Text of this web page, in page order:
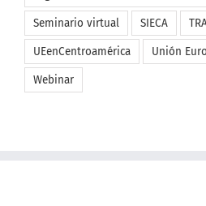
Organización Mundial del
Seminario virtual SIECA
UEenCentroamérica Unión
Webinar